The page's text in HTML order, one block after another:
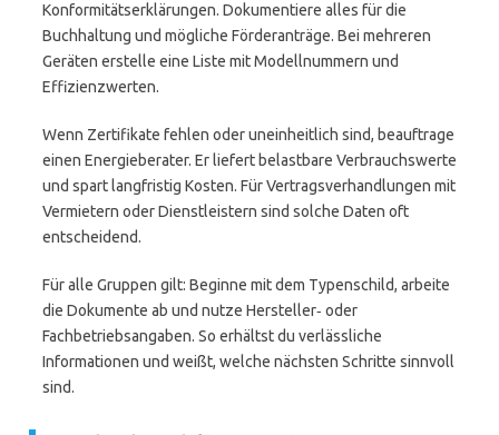
Konformitätserklärungen. Dokumentiere alles für die
Buchhaltung und mögliche Förderanträge. Bei mehreren
Geräten erstelle eine Liste mit Modellnummern und
Effizienzwerten.
Wenn Zertifikate fehlen oder uneinheitlich sind, beauftrage
einen Energieberater. Er liefert belastbare Verbrauchswerte
und spart langfristig Kosten. Für Vertragsverhandlungen mit
Vermietern oder Dienstleistern sind solche Daten oft
entscheidend.
Für alle Gruppen gilt: Beginne mit dem Typenschild, arbeite
die Dokumente ab und nutze Hersteller‑ oder
Fachbetriebsangaben. So erhältst du verlässliche
Informationen und weißt, welche nächsten Schritte sinnvoll
sind.